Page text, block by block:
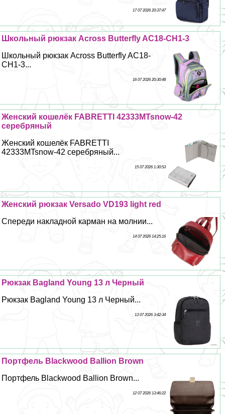
17 07 2026 20:37:47
Школьный рюкзак Across Butterfly AC18-CH1-3
Школьный рюкзак Across Butterfly AC18-
CH1-3...
16 07 2026 20:30:48
Женский кошелёк FABRETTI 42333MTsnow-42
серебряный
Женский кошелёк FABRETTI
42333MTsnow-42 серебряный...
15 07 2026 1:30:53
Женский рюкзак Versado VD193 light red
Спереди накладной карман на молнии...
14 07 2026 14:25:16
Рюкзак Bagland Young 13 л Черный
Рюкзак Bagland Young 13 л Черный...
13 07 2026 3:42:34
Портфель Blackwood Ballion Brown
Портфель Blackwood Ballion Brown...
12 07 2026 13:46:22